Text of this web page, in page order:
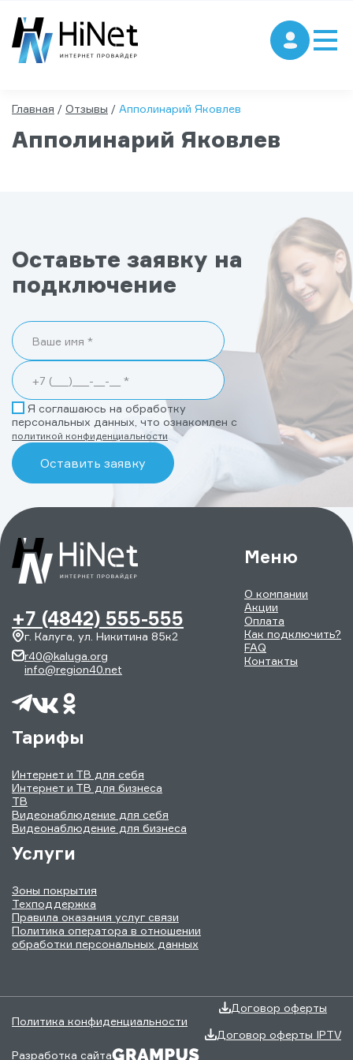
Главная / Отзывы / Апполинарий Яковлев
Апполинарий Яковлев
Оставьте заявку на
подключение
Я соглашаюсь на обработку
персональных данных, что ознакомлен с
политикой конфиденциальности
+7 (4842) 555-555
г. Калуга, ул. Никитина 85к2
r40@kaluga.org
info@region40.net
Меню
О компании
Акции
Оплата
Как подключить?
FAQ
Контакты
Тарифы
Интернет и ТВ для себя
Интернет и ТВ для бизнеса
ТВ
Видеонаблюдение для себя
Видеонаблюдение для бизнеса
Услуги
Зоны покрытия
Техподдержка
Правила оказания услуг связи
Политика оператора в отношении
обработки персональных данных
Политика конфиденциальности
Договор оферты
Договор оферты IPTV
Разработка сайта